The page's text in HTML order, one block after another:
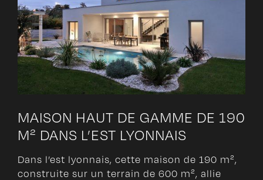
MAISON HAUT DE GAMME DE 190
M² DANS L’EST LYONNAIS
Dans l’est lyonnais, cette maison de 190 m²,
construite sur un terrain de 600 m², allie